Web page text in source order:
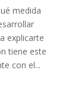
medida
explicarte
tiene este
con el...